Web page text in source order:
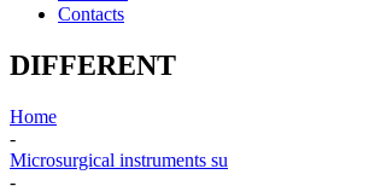
Contacts
DIFFERENT
Home
-
Microsurgical instruments su
-